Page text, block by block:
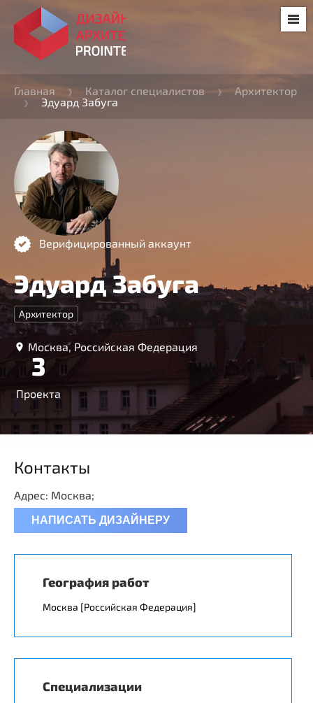
Главная Каталог специалистов
Архитектор
Эдуард Забуга
Верифицированный аккаунт
Эдуард Забуга
Архитектор
Москва, Российская Федерация
3
Проекта
Контакты
Адрес: Москва;
НАПИСАТЬ ДИЗАЙНЕРУ
География работ
Москва [Российская Федерация]
Специализации